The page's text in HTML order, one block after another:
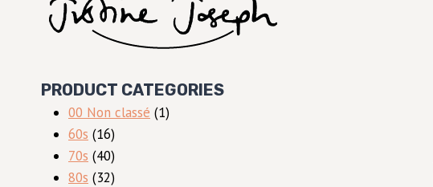
PRODUCT CATEGORIES
00 Non classé 11
60s 1616
produits
70s 4040
produits
80s 3232